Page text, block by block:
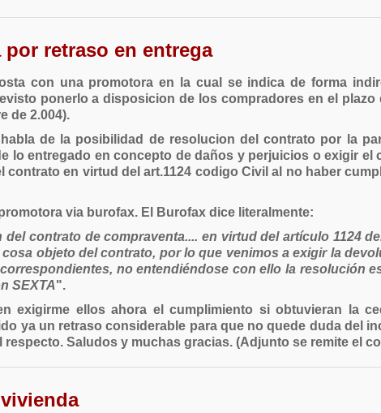
retraso en entrega
con una promotora en la cual se indica de forma
ponerlo a disposicion de los compradores en el
de 2.004).
de la posibilidad de resolucion del contrato por la
lo entregado en concepto de daños y perjuicios o exigir
contrato en virtud del art.1124 codigo Civil al no haber
via burofax. El Burofax dice literalmente:
contrato de compraventa.... en virtud del artículo 1124
objeto del contrato, por lo que venimos a exigir la
no entendiéndose con ello la resolución
SEXTA".
exigirme ellos ahora el cumplimiento si obtuvieran la
ya un retraso considerable para que no quede duda del
respecto. Saludos y muchas gracias. (Adjunto se remite el